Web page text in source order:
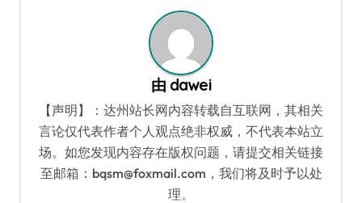
由 dawei
【声明】：达州站长网内容转载自互联网，其相关
言论仅代表作者个人观点绝非权威，不代表本站立
场。如您发现内容存在版权问题，请提交相关链接
至邮箱：bqsm@foxmail.com，我们将及时予以处
理。